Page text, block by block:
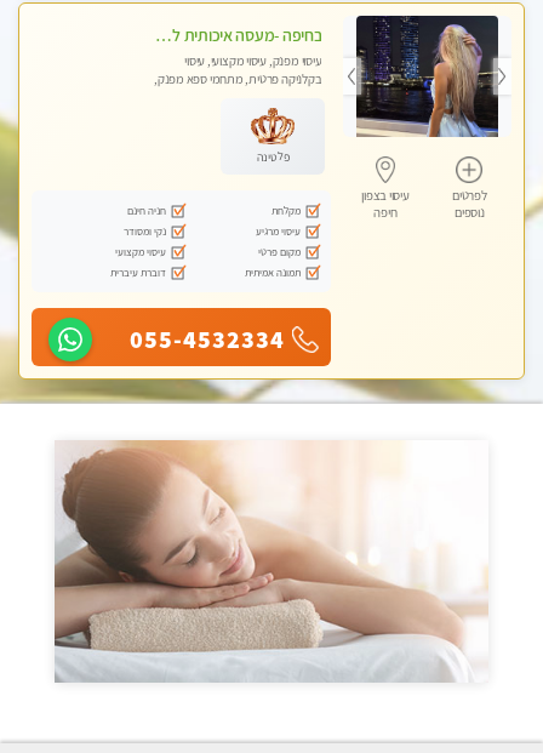
לפרטים
נוספים
עיסוי בצפון
חיפה
בחיפה -מעסה איכותית לעיסוי טנטרה מקצועי ומרגיעה - WHATSAPP ONLY
עיסוי מפנק, עיסוי מקצועי, עיסוי
בקלניקה פרטית, מתחמי ספא מפנק,
פלטינה
מקלחת
חניה חינם
עיסוי מרגיע
נקי ומסודר
מקום פרטי
עיסוי מקצועי
תמונה אמיתית
דוברת עיברית
055-4532334